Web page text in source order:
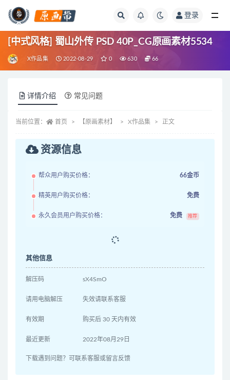
登录
[中式风格] 蜀山外传 PSD 40P_CG原画素材5534
X作品集 2022-08-29 0 630 66
详情介绍 常见问题
当前位置： 首页 【原画素材】 X作品集 正文
资源信息
帮众用户购买价格： 66金币
精英用户购买价格： 免费
永久会员用户购买价格： 免费 推荐
其他信息
解压码 sX4SmO
请用电脑解压 失效请联系客服
有效期 购买后 30 天内有效
最近更新 2022年08月29日
下载遇到问题？可联系客服或留言反馈